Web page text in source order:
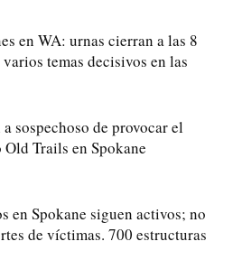
en WA: urnas cierran a las 8
temas decisivos en las
sospechoso de provocar el
Trails en Spokane
en Spokane siguen activos; no
de víctimas. 700 estructuras